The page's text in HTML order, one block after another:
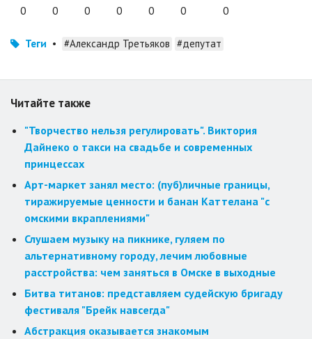
0 0 0 0 0 0 0
Теги • #Александр Третьяков #депутат
Читайте также
"Творчество нельзя регулировать". Виктория
Дайнеко о такси на свадьбе и современных
принцессах
Арт-маркет занял место: (пуб)личные границы,
тиражируемые ценности и банан Каттелана "с
омскими вкраплениями"
Слушаем музыку на пикнике, гуляем по
альтернативному городу, лечим любовные
расстройства: чем заняться в Омске в выходные
Битва титанов: представляем судейскую бригаду
фестиваля "Брейк навсегда"
Абстракция оказывается знакомым